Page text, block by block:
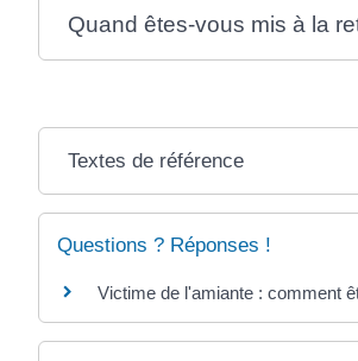
Quand êtes-vous mis à la
Textes de référence
Questions ? Réponses !
Victime de l'amiante : comment